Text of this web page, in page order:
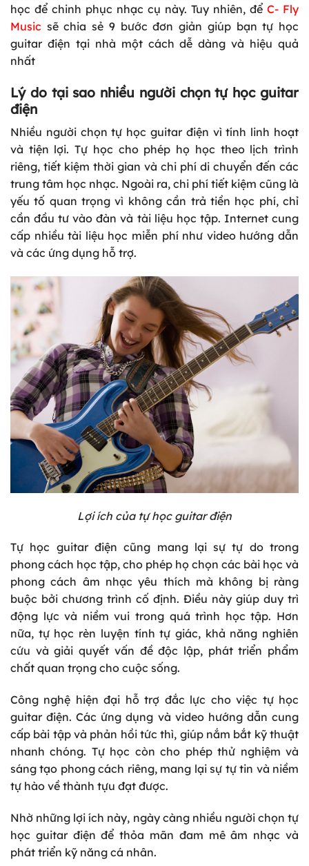
học để chinh phục nhạc cụ này. Tuy nhiên, để C- Fly
Music sẽ chia sẻ 9 bước đơn giản giúp bạn tự học
guitar điện tại nhà một cách dễ dàng và hiệu quả
nhất
Lý do tại sao nhiều người chọn tự học guitar
điện
Nhiều người chọn tự học guitar điện vì tính linh hoạt
và tiện lợi. Tự học cho phép họ học theo lịch trình
riêng, tiết kiệm thời gian và chi phí di chuyển đến các
trung tâm học nhạc. Ngoài ra, chi phí tiết kiệm cũng là
yếu tố quan trọng vì không cần trả tiền học phí, chỉ
cần đầu tư vào đàn và tài liệu học tập. Internet cung
cấp nhiều tài liệu học miễn phí như video hướng dẫn
và các ứng dụng hỗ trợ.
Lợi ích của tự học guitar điện
Tự học guitar điện cũng mang lại sự tự do trong
phong cách học tập, cho phép họ chọn các bài học và
phong cách âm nhạc yêu thích mà không bị ràng
buộc bởi chương trình cố định. Điều này giúp duy trì
động lực và niềm vui trong quá trình học tập. Hơn
nữa, tự học rèn luyện tính tự giác, khả năng nghiên
cứu và giải quyết vấn đề độc lập, phát triển phẩm
chất quan trọng cho cuộc sống.
Công nghệ hiện đại hỗ trợ đắc lực cho việc tự học
guitar điện. Các ứng dụng và video hướng dẫn cung
cấp bài tập và phản hồi tức thì, giúp nắm bắt kỹ thuật
nhanh chóng. Tự học còn cho phép thử nghiệm và
sáng tạo phong cách riêng, mang lại sự tự tin và niềm
tự hào về thành tựu đạt được.
Nhờ những lợi ích này, ngày càng nhiều người chọn tự
học guitar điện để thỏa mãn đam mê âm nhạc và
phát triển kỹ năng cá nhân.